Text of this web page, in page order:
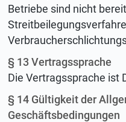
Betriebe sind nicht
§ 13 Vertragssprache
Die Vertragssprache ist
§ 14 Gültigkeit der
Geschäftsbedingungen